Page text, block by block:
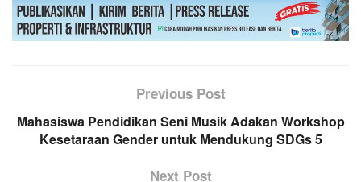
Previous Post
Mahasiswa Pendidikan Seni Musik Adakan Workshop
Kesetaraan Gender untuk Mendukung SDGs 5
Next Post